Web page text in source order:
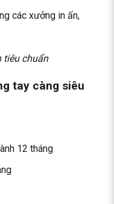
các xưởng in ấn,
tiêu chuẩn
tay càng siêu
12 tháng